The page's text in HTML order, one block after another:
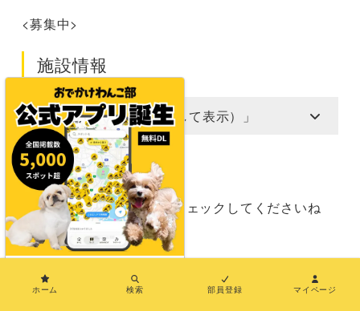
<募集中>
施設情報
「information（タップして表示）」
施設のSNS
最新情報は施設のSNSをチェックしてくださいね
Instagram
Facebook
Dogrun &Cafe SORA（豊橋
ホーム 検索 部員登録 マイページ